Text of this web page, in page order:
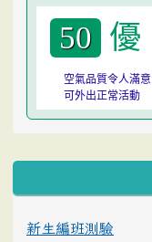
50 優
空氣品質令人滿意
可外出正常活動
:::
新生編班測驗